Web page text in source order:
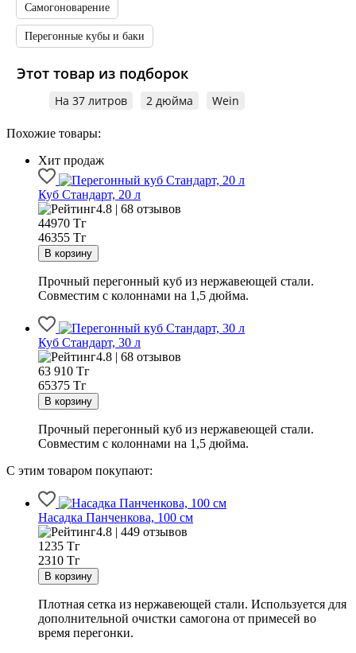
Самогоноварение
Перегонные кубы и баки
Этот товар из подборок
На 37 литров 2 дюйма Wein
Похожие товары:
Хит продаж
Куб Стандарт, 20 л
4.8 | 68 отзывов
44970 Тг
46355 Тг
Прочный перегонный куб из нержавеющей стали.
Совместим с колоннами на 1,5 дюйма.
Куб Стандарт, 30 л
4.8 | 68 отзывов
63 910 Тг
65375 Тг
Прочный перегонный куб из нержавеющей стали.
Совместим с колоннами на 1,5 дюйма.
С этим товаром покупают:
Насадка Панченкова, 100 см
4.8 | 449 отзывов
1235 Тг
2310 Тг
Плотная сетка из нержавеющей стали. Используется для
дополнительной очистки самогона от примесей во
время перегонки.